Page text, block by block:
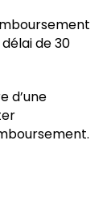
de 30
d’une